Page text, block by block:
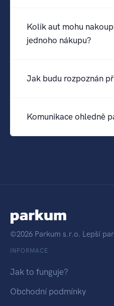
Kolik aut mohu
jednoho nákupu?
Jak budu rozpoznán
Komunikace ohledně
©2026 Parkum s.r.o. Lepší
INFORMACE
Jak to funguje?
Obchodní podmínky